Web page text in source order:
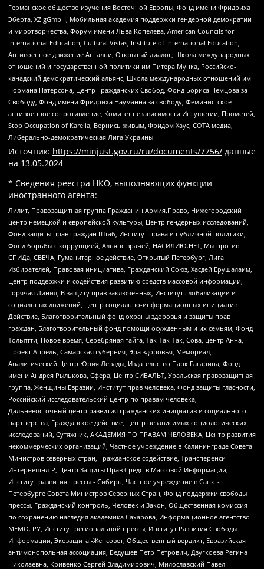
Германское общество изучения Восточной Европы, Фонд имени Фридриха
Эберта, XZ gGmbH, Мобильная академия поддержки гендерной демократии
и миротворчества, Форум имени Льва Копелева, American Councils for
International Education, Cultural Vistas, Institute of International Education,
Антивоенное движение Антальи, Открытый диалог, Школа международных
отношений и государственной политики им Питера Мунка, Российско-
канадский демократический альянс, Школа международных отношений им
Нормана Патерсона, Центр Гражданских Свобод, Фонд Бориса Немцова за
Свободу, Фонд имени Фридриха Науманна за свободу, Феминистское
антивоенное сопротивление, Комитет независимости Ингушетии, Прометей,
Stop Occupation of Karelia, Вернись живым, Фридом Хаус, СОТА медиа,
Либерально-демократическая Лига Украины
Источник: https://minjust.gov.ru/ru/documents/7756/ данные
на 13.05.2024
* Сведения реестра НКО, выполняющих функции
иностранного агента:
Лилит, Правозащитная группа Гражданин.Армия.Право, Нижегородский
центр немецкой и европейской культуры, Центр гендерных исследований,
Фонд защиты прав граждан Штаб, Институт права и публичной политики,
Фонд борьбы с коррупцией, Альянс врачей, НАСИЛИЮ.НЕТ, Мы против
СПИДа, СВЕЧА, Гуманитарное действие, Открытый Петербург, Лига
Избирателей, Правовая инициатива, Гражданский Союз, Хасдей Ерушалаим,
Центр поддержки и содействия развитию средств массовой информации,
Горячая Линия, В защиту прав заключенных, Институт глобализации и
социальных движений, Центр социально-информационных инициатив
Действие, Благотворительный фонд охраны здоровья и защиты прав
граждан, Благотворительный фонд помощи осужденным и их семьям, Фонд
Тольятти, Новое время, Серебряная тайга, Так-Так-Так, Сова, центр Анна,
Проект Апрель, Самарская губерния, Эра здоровья, Мемориал,
Аналитический Центр Юрия Левады, Издательство Парк Гагарина, Фонд
имени Андрея Рылькова, Сфера, Центр СИБАЛЬТ, Уральская правозащитная
группа, Женщины Евразии, Институт прав человека, Фонд защиты гласности,
Российский исследовательский центр по правам человека,
Дальневосточный центр развития гражданских инициатив и социального
партнерства, Гражданское действие, Центр независимых социологических
исследований, Сутяжник, АКАДЕМИЯ ПО ПРАВАМ ЧЕЛОВЕКА, Центр развития
некоммерческих организаций, Частное учреждение в Калининграде Совета
Министров северных стран, Гражданское содействие, Трансперенси
Интернешнл-Р, Центр Защиты Прав Средств Массовой Информации,
Институт развития прессы - Сибирь, Частное учреждение в Санкт-
Петербурге Совета Министров Северных Стран, Фонд поддержки свободы
прессы, Гражданский контроль, Человек и Закон, Общественная комиссия
по сохранению наследия академика Сахарова, Информационное агентство
МЕМО. РУ, Институт региональной прессы, Институт Развития Свободы
Информации, Экозащита!-Женсовет, Общественный вердикт, Евразийская
антимонопольная ассоциация, Бедушев Петр Петрович, Дзугкоева Регина
Николаевна, Кривенко Сергей Владимирович, Милославский Павел